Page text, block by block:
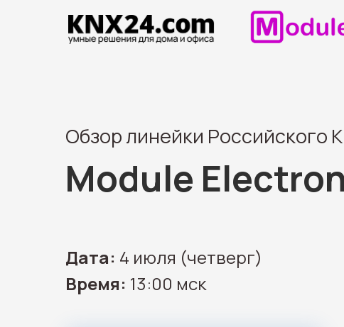
Дата: 4 июля (четверг)
Module
Время: 13:00 мск
Обзор линейки Российского